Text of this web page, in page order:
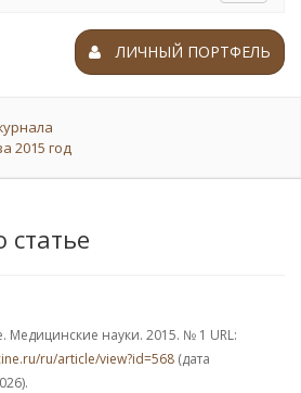
ЛИЧНЫЙ ПОРТФЕЛЬ
2015 год
Медицинские науки. 2015. № 1 URL:
ru/article/view?id=568 (дата